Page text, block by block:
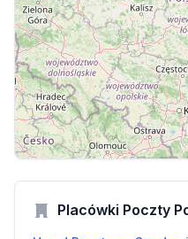
Placówki Poczty